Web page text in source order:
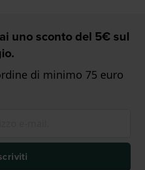
uno sconto del 5€ sul
di minimo 75 euro